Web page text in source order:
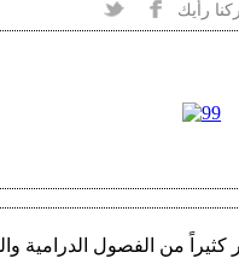
رأيك
من الفصول الدرامية